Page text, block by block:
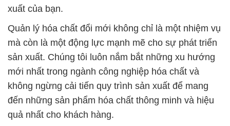
xuất của bạn.
Quản lý hóa chất đổi mới không chỉ là một nhiệm vụ
mà còn là một động lực mạnh mẽ cho sự phát triển
sản xuất. Chúng tôi luôn nắm bắt những xu hướng
mới nhất trong ngành công nghiệp hóa chất và
không ngừng cải tiến quy trình sản xuất để mang
đến những sản phẩm hóa chất thông minh và hiệu
quả nhất cho khách hàng.